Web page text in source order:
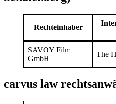
Rechteinhaber
SAVOY Film
GmbH
The
carvus law